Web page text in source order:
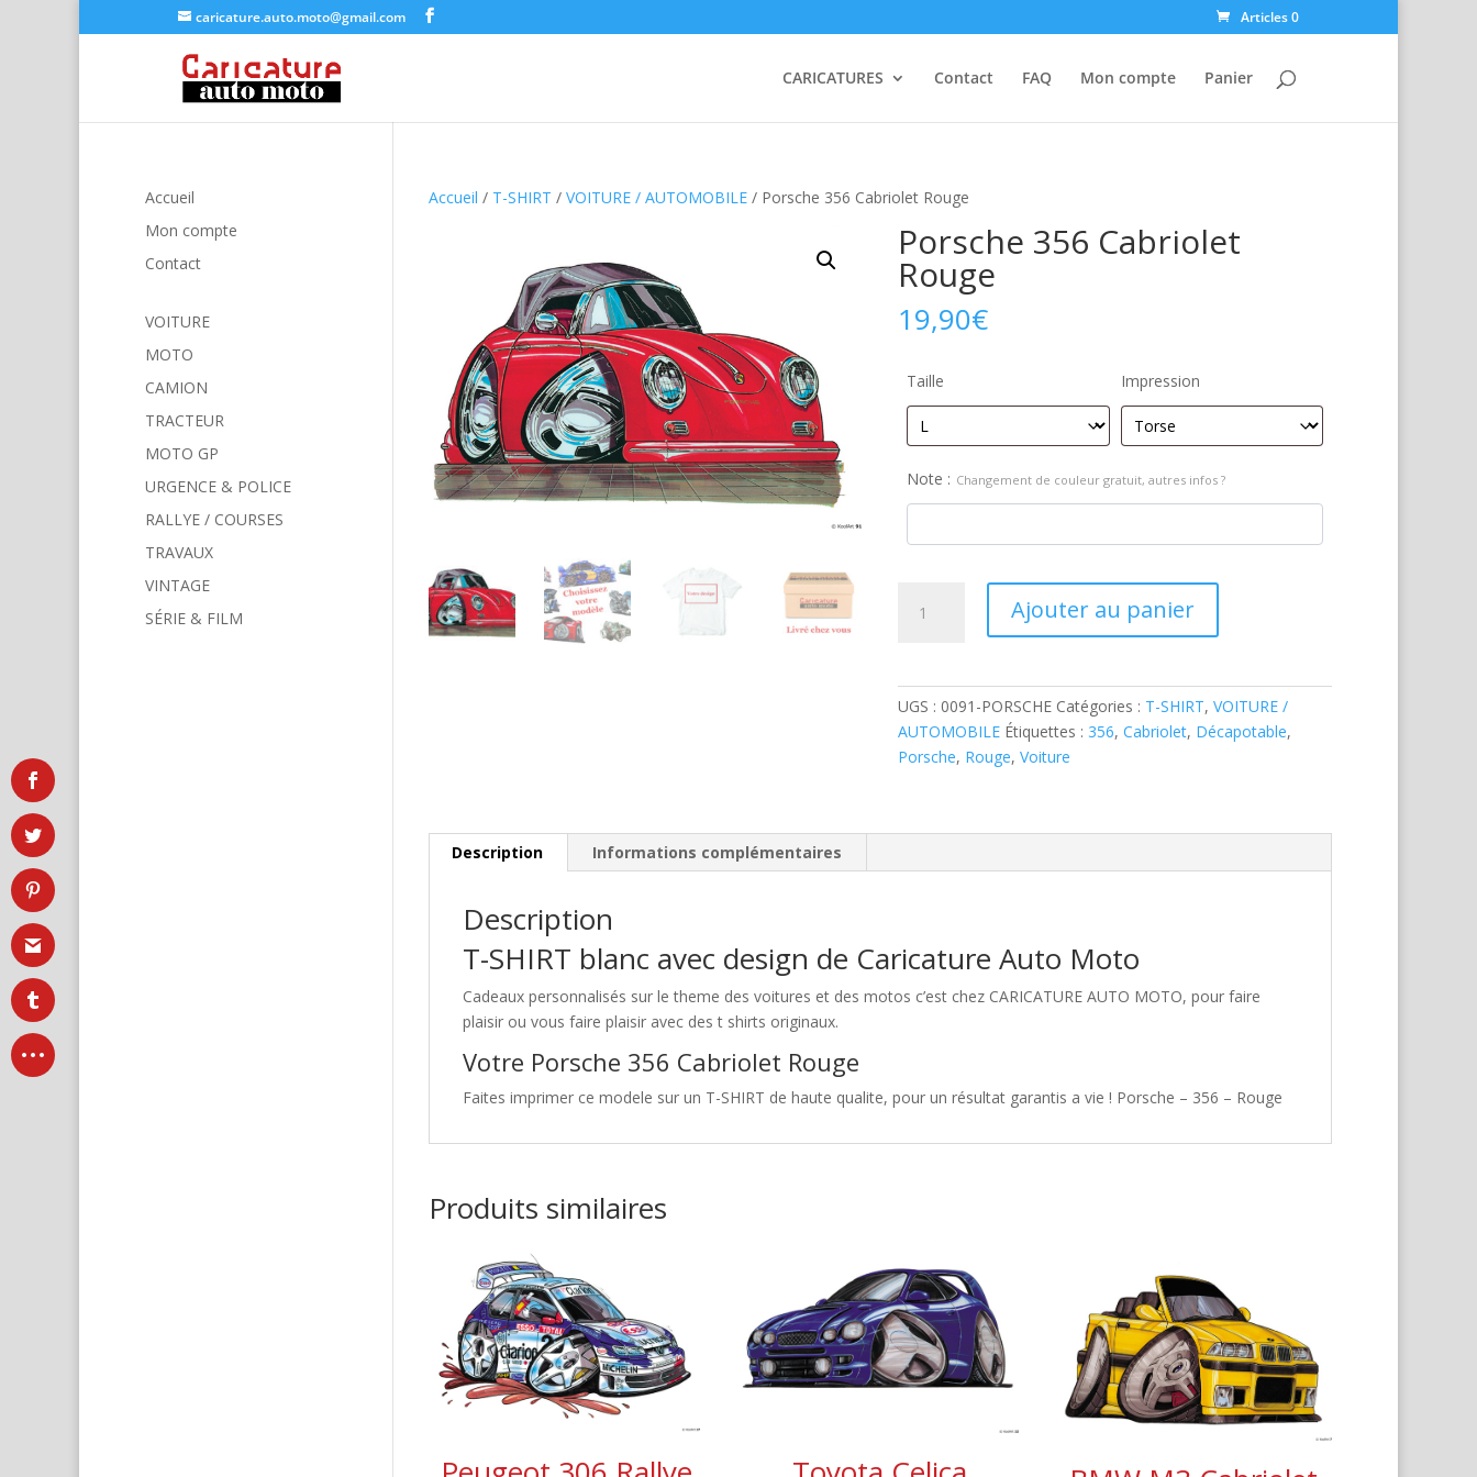
caricature.auto.moto@gmail.com Articles 0
CARICATURES Contact FAQ Mon compte Panier
Accueil / T-SHIRT / VOITURE / AUTOMOBILE/ Porsche 356 Cabriolet Rouge
Porsche 356 Cabriolet
Rouge
19,90€
Taille Impression
Note : Changement de couleur gratuit, autres infos ?
Ajouter au panier
UGS : 0091-PORSCHE Catégories : T-SHIRT,VOITURE /
AUTOMOBILE Étiquettes : 356,Cabriolet, Décapotable,
Porsche, Rouge,Voiture
Description Informations complémentaires
Description
T-SHIRT blanc avec design de Caricature Auto Moto
Cadeaux personnalisés sur le theme des voitures et des motos c’est chez CARICATURE AUTO MOTO, pour faire
plaisir ou vous faire plaisir avec des t shirts originaux.
Votre Porsche 356 Cabriolet Rouge
Faites imprimer ce modele sur un T-SHIRT de haute qualite, pour un résultat garantis a vie ! Porsche – 356 – Rouge
Produits similaires
Accueil
Mon compte
Contact
VOITURE
MOTO
CAMION
TRACTEUR
MOTO GP
URGENCE & POLICE
RALLYE / COURSES
TRAVAUX
VINTAGE
SÉRIE & FILM